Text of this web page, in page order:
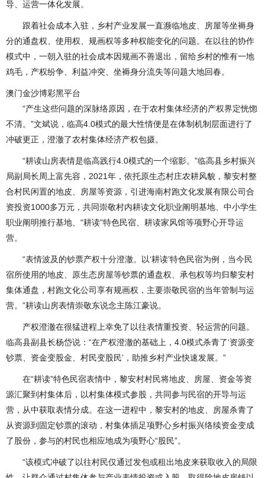
导、运营一体化发展。
跟着社会成本入驻，乡村产业发展一直濒临地皮、房屋等坐褥身
分的通盘权、使用权、规画权等多种权能变化的问题。在以往的协作
模式中，一朝入驻的社会成本因规画不善退出，留给乡村的惟有一地
鸡毛，产权纷争、利益冲突、坐褥身分流失等问题大地回春。
澳门金沙博彩黑平台
“产生这些问题的深脉络原因，在于农村集体经济的产权界定恍惚
不清。”文斌说，临高4.0模式的最大性情便是在体制机制层面进行了
冲破更正，澄澈了农村集体经济产权包摄。
“耕读山房表情是临高践行4.0模式的一个缩影。”临高县乡村振兴
局副局长周上富先容，2021年，依托原生态村庄农耕风貌，黎安村整
合村民闲置的地皮、房屋等资源，引进海南村跑文化发展有限公司合
资投资1000多万元，共同崇敬村内耕读文化职业阐明基地、中小学生
职业阐明推行基地、“耕读”特色民宿、耕读家风馆等项野心开导运
营。
“表情波及的钞票产权十分澄澈。以‘耕读’特色民宿为例，当今民
宿所使用的地皮、原生态房屋等钞票的通盘权、承包权等均归黎安村
集体通盘，村跑文化公司享有规画权，主要崇敬民宿的当年管制与运
营。”耕读山房表情崇敬东说念主陈江豪说。
产权澄澈在很猛进程上幸免了以往表情重投资、轻运营的问题。
临高县副县长杨岱说：“在产权澄澈的基础上，4.0模式杀青了‘资源变
钞票、资金变股金、村民变股民’，助推乡村产业快速发展。”
在“耕读”特色民宿表情中，黎安村村民将地皮、房屋、资金等资
源汇聚到村集体后，以村集体模式参股，共同参与民宿的开导与运
营，从中获取表情分成。在这一进程中，黎安村的地皮、房屋杀青了
从资源到固定钞票的滚动，村集体插足项野心乡村振兴络续资金变成
了股份，参与的村民也相应地成为项野心“股民”。
“该模式冲破了以往村民仅通过发包或租出地皮来获取收入的局限